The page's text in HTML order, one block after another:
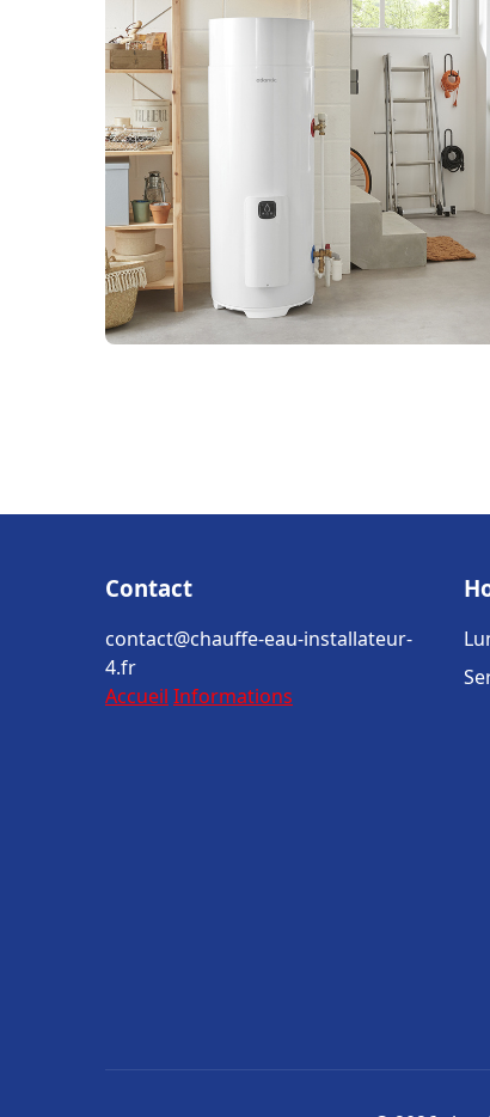
Contact
contact@chauffe-eau-installateur-
4.fr
Accueil Informations